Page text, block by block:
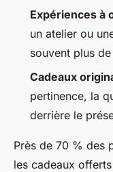
Expériences à
un atelier ou
souvent plus
Cadeaux
pertinence, la
derrière le
Près de 70 % des
les cadeaux